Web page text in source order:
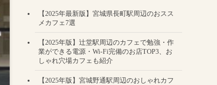
【2025年最新版】宮城県長町駅周辺のおスス
メカフェ7選
【2025年版】辻堂駅周辺のカフェで勉強・作
業ができる電源・Wi-Fi完備のお店TOP3、お
しゃれ穴場カフェも紹介
【2025年版】宮城野通駅周辺のおしゃれカフ